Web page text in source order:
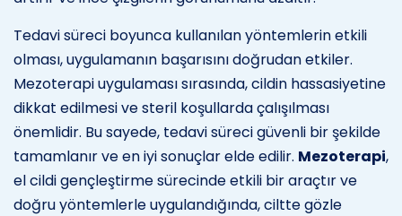
Tedavi süreci boyunca kullanılan yöntemlerin etkili
olması, uygulamanın başarısını doğrudan etkiler.
Mezoterapi uygulaması sırasında, cildin hassasiyetine
dikkat edilmesi ve steril koşullarda çalışılması
önemlidir. Bu sayede, tedavi süreci güvenli bir şekilde
tamamlanır ve en iyi sonuçlar elde edilir. Mezoterapi,
el cildi gençleştirme sürecinde etkili bir araçtır ve
doğru yöntemlerle uygulandığında, ciltte gözle